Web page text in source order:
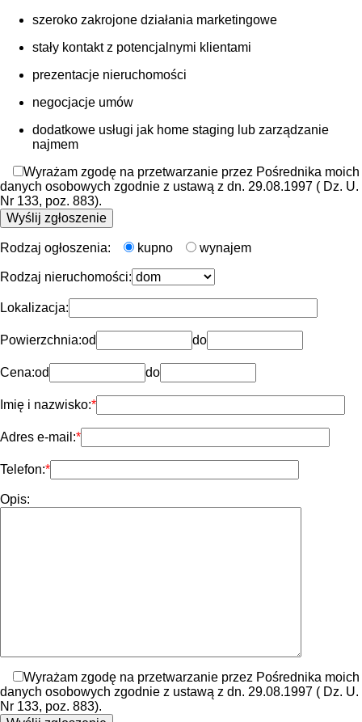
szeroko zakrojone działania marketingowe
stały kontakt z potencjalnymi klientami
prezentacje nieruchomości
negocjacje umów
dodatkowe usługi jak home staging lub zarządzanie
najmem
Wyrażam zgodę na przetwarzanie przez Pośrednika moich
danych osobowych zgodnie z ustawą z dn. 29.08.1997 ( Dz. U.
Nr 133, poz. 883).
Rodzaj ogłoszenia: kupno wynajem
Rodzaj nieruchomości:
Lokalizacja:
Powierzchnia:od do
Cena:od do
Imię i nazwisko:
Adres e-mail:
Telefon:
Opis:
Wyrażam zgodę na przetwarzanie przez Pośrednika moich
danych osobowych zgodnie z ustawą z dn. 29.08.1997 ( Dz. U.
Nr 133, poz. 883).